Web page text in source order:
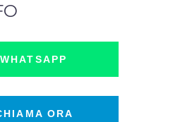
WHATSAPP
ORA